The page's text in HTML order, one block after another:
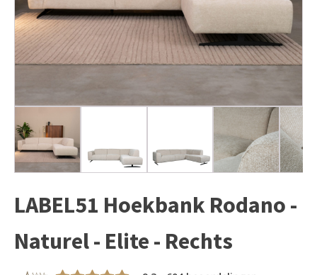
LABEL51 Hoekbank Rodano -
Naturel - Elite - Rechts